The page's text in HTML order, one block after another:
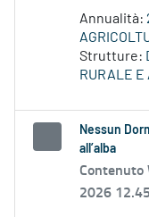
Annualità:
Strutture:
RURALE E
Nessun
all’alba
Contenuto
2026 12.45